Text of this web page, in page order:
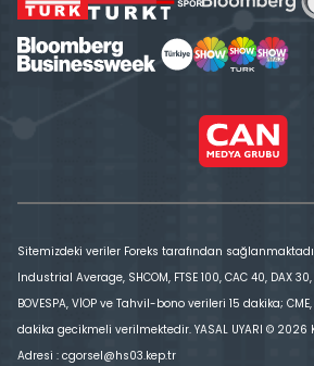
Sitemizdeki veriler Foreks tarafından
Industrial Average, SHCOM, FTSE 100, CAC 40, DAX
BOVESPA, VİOP ve Tahvil-bono verileri 15 dakika; CME,
dakika gecikmeli verilmektedir. YASAL UYARI © 2026
Adresi : cgorsel@hs03.kep.tr